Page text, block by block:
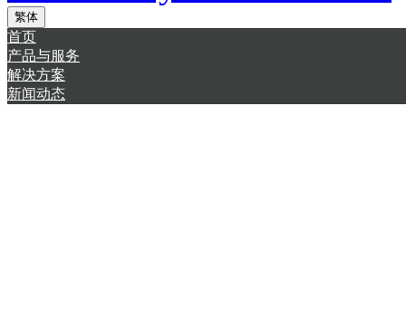
繁体
首页
产品与服务
解决方案
新闻动态